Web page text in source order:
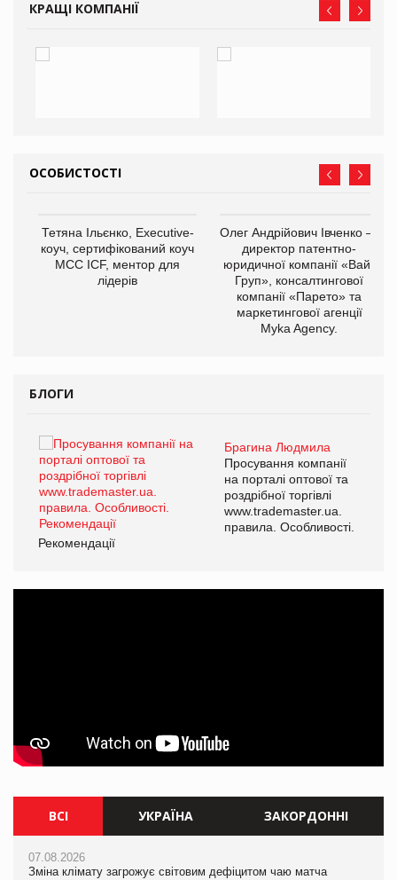
КРАЩІ КОМПАНІЇ
ОСОБИСТОСТІ
Тетяна Ільєнко, Executive-
коуч, сертифікований коуч
МСС ICF, ментор для
лідерів
Олег Андрійович Івченко —
директор патентно-
юридичної компанії «Вайз
Груп», консалтингової
компанії «Парето» та
маркетингової агенції
Myka Agency.
БЛОГИ
Брагина Людмила
Просування компанії
на порталі оптової та
роздрібної торгівлі
www.trademaster.ua.
правила. Особливості.
Рекомендації
ВСІ УКРАЇНА ЗАКОРДОННІ
07.08.2026
Зміна клімату загрожує світовим дефіцитом чаю матча
07.08.2026
Розмитнення «з коліс» та крос-докінг: як оперативні логістичні
07.08.2026
Зміна клімату загрожує світовим дефіцитом чаю матча